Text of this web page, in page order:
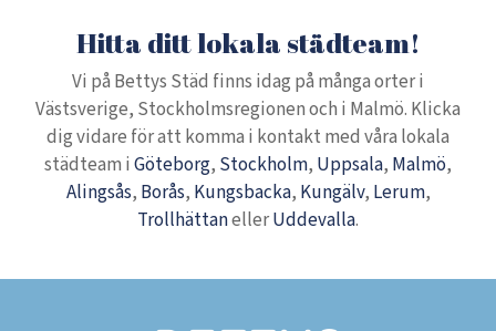
Hitta ditt lokala städteam!
Vi på Bettys Städ finns idag på många orter i
Västsverige, Stockholmsregionen och i Malmö. Klicka
dig vidare för att komma i kontakt med våra lokala
städteam i Göteborg, Stockholm, Uppsala, Malmö,
Alingsås, Borås, Kungsbacka, Kungälv, Lerum,
TrollhättanellerUddevalla.